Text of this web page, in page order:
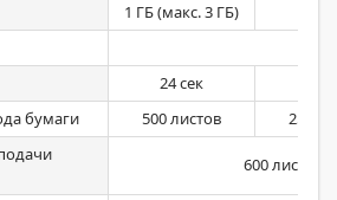
1 ГБ (макс. 3 ГБ)
24 сек
бумаги
500 листов
250
600 листов